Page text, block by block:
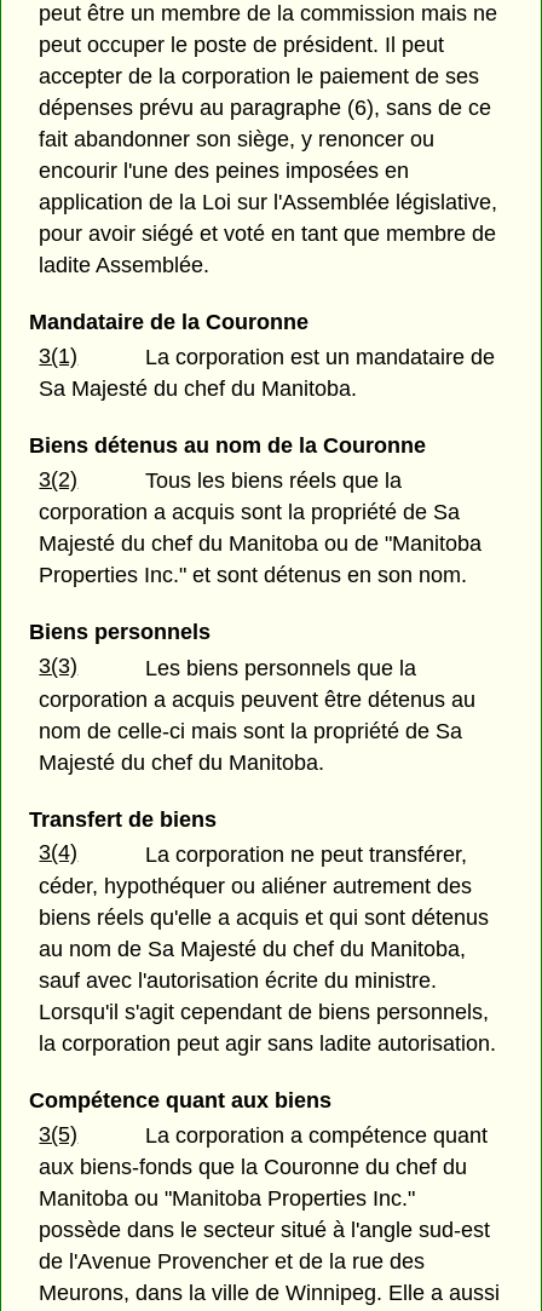
peut être un membre de la commission mais ne
peut occuper le poste de président. Il peut
accepter de la corporation le paiement de ses
dépenses prévu au paragraphe (6), sans de ce
fait abandonner son siège, y renoncer ou
encourir l'une des peines imposées en
application de la Loi sur l'Assemblée législative,
pour avoir siégé et voté en tant que membre de
ladite Assemblée.
Mandataire de la Couronne
3(1)
La corporation est un mandataire de
Sa Majesté du chef du Manitoba.
Biens détenus au nom de la Couronne
3(2)
Tous les biens réels que la
corporation a acquis sont la propriété de Sa
Majesté du chef du Manitoba ou de "Manitoba
Properties Inc." et sont détenus en son nom.
Biens personnels
3(3)
Les biens personnels que la
corporation a acquis peuvent être détenus au
nom de celle-ci mais sont la propriété de Sa
Majesté du chef du Manitoba.
Transfert de biens
3(4)
La corporation ne peut transférer,
céder, hypothéquer ou aliéner autrement des
biens réels qu'elle a acquis et qui sont détenus
au nom de Sa Majesté du chef du Manitoba,
sauf avec l'autorisation écrite du ministre.
Lorsqu'il s'agit cependant de biens personnels,
la corporation peut agir sans ladite autorisation.
Compétence quant aux biens
3(5)
La corporation a compétence quant
aux biens-fonds que la Couronne du chef du
Manitoba ou "Manitoba Properties Inc."
possède dans le secteur situé à l'angle sud-est
de l'Avenue Provencher et de la rue des
Meurons, dans la ville de Winnipeg. Elle a aussi